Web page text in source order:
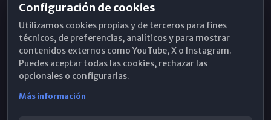
Horarios de Misa
Hemeroteca
WhatsApp
Configuración de cookies
Utilizamos cookies propias y de terceros para fines
técnicos, de preferencias, analíticos y para mostrar
contenidos externos como YouTube, X o Instagram.
Puedes aceptar todas las cookies, rechazar las
opcionales o configurarlas.
Más información